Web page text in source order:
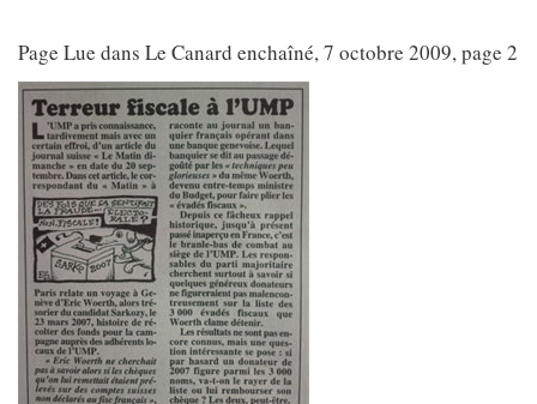
Page Lue dans Le Canard enchaîné, 7 octobre 2009, page 2